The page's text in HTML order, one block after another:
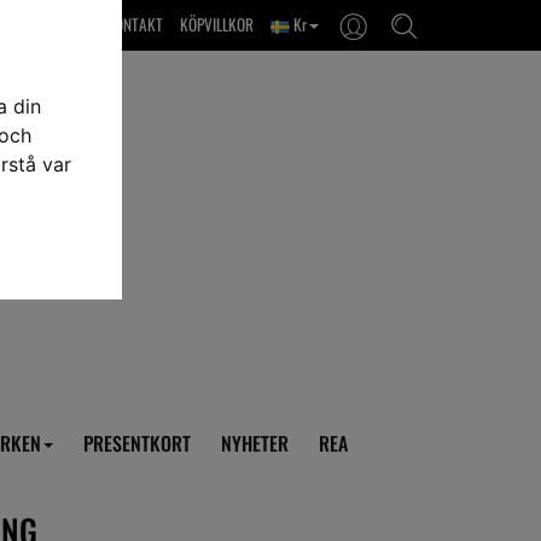
din
var
Kr
KÖPVILLKOR
OM OSS & KONTAKT
PRESENTKORT NYHETER REA